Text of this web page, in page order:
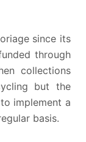
since its
through
collections
but the
implement a
basis.